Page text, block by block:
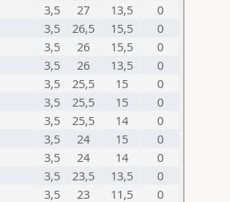
3,5 27 13,5
0
3,5 26,5 15,5
0
3,5 26 15,5
0
3,5 26 13,5
0
3,5 25,5 15
0
3,5 25,5 15
0
3,5 25,5 14
0
3,5 24 15
0
3,5 24 14
0
3,5 23,5 13,5
0
3,5 23 11,5
0